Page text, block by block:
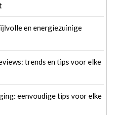
en energiezuinige
trends en tips voor elke
eenvoudige tips voor elke